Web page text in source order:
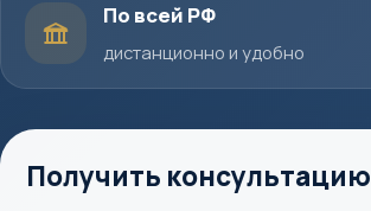
По всей РФ
дистанционно и удобно
Получить консультацию